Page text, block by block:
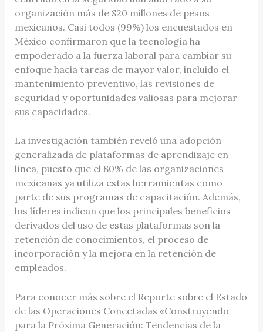
organización más de $20 millones de pesos
mexicanos. Casi todos (99%) los encuestados en
México confirmaron que la tecnología ha
empoderado a la fuerza laboral para cambiar su
enfoque hacia tareas de mayor valor, incluido el
mantenimiento preventivo, las revisiones de
seguridad y oportunidades valiosas para mejorar
sus capacidades.
La investigación también reveló una adopción
generalizada de plataformas de aprendizaje en
línea, puesto que el 80% de las organizaciones
mexicanas ya utiliza estas herramientas como
parte de sus programas de capacitación. Además,
los líderes indican que los principales beneficios
derivados del uso de estas plataformas son la
retención de conocimientos, el proceso de
incorporación y la mejora en la retención de
empleados.
Para conocer más sobre el Reporte sobre el Estado
de las Operaciones Conectadas «Construyendo
para la Próxima Generación: Tendencias de la